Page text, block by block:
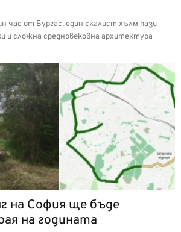
час от Бургас, един скалист хълм пази
и сложна средновековна архитектура
на София ще бъде
на годината